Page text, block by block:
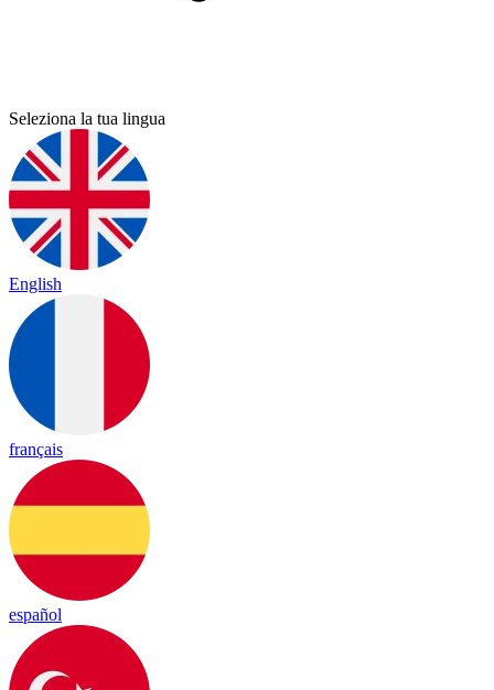
Seleziona la tua lingua
English
français
español